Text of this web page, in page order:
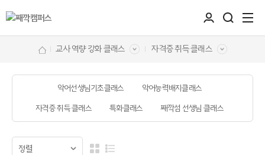
교사 역량 강화 클래스 자격증 취득 클래스
악어선생님기초클래스
악어능력배지클래스
자격증 취득 클래스
특화클래스 째깍섬 선생님 클래스